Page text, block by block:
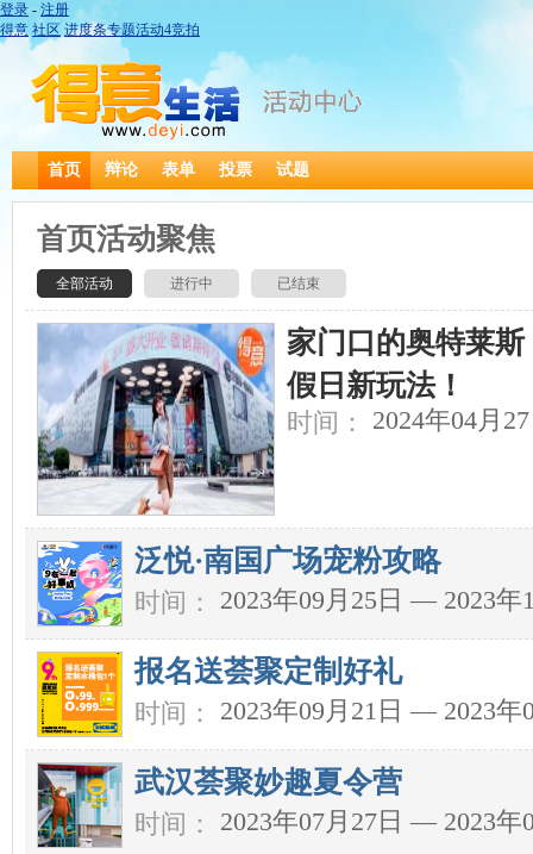
登录 - 注册
得意 社区 进度条专题活动4竞拍
首页 辩论 表单 投票 试题
首页活动聚焦
全部活动 进行中 已结束
家门口的奥特莱
假日新玩法！
时间：
2024年04月
泛悦·南国广场宠粉攻略
时间： 2023年09月25日 — 2023年
报名送荟聚定制好礼
时间： 2023年09月21日 — 2023年
武汉荟聚妙趣夏令营
时间： 2023年07月27日 — 2023年